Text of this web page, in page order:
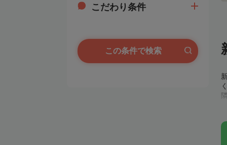
こだわり条件
この条件で検索